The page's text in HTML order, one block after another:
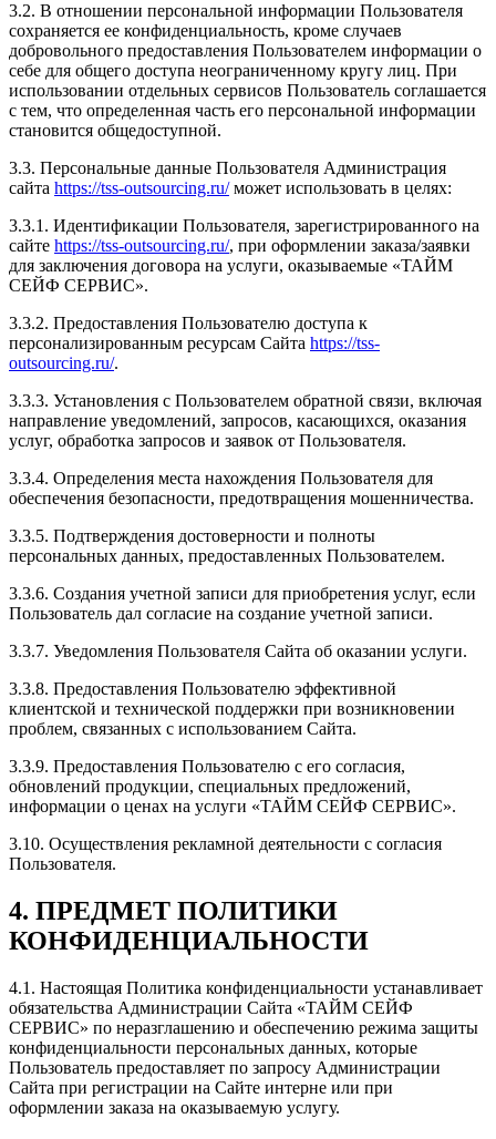
3.2. В отношении персональной информации Пользователя
сохраняется ее конфиденциальность, кроме случаев
добровольного предоставления Пользователем информации о
себе для общего доступа неограниченному кругу лиц. При
использовании отдельных сервисов Пользователь соглашается
с тем, что определенная часть его персональной информации
становится общедоступной.
3.3. Персональные данные Пользователя Администрация
сайта https://tss-outsourcing.ru/может использовать в целях:
3.3.1. Идентификации Пользователя, зарегистрированного на
сайте https://tss-outsourcing.ru/, при оформлении заказа/заявки
для заключения договора на услуги, оказываемые «ТАЙМ
СЕЙФ СЕРВИС».
3.3.2. Предоставления Пользователю доступа к
персонализированным ресурсам Сайта https://tss-
outsourcing.ru/.
3.3.3. Установления с Пользователем обратной связи, включая
направление уведомлений, запросов, касающихся, оказания
услуг, обработка запросов и заявок от Пользователя.
3.3.4. Определения места нахождения Пользователя для
обеспечения безопасности, предотвращения мошенничества.
3.3.5. Подтверждения достоверности и полноты
персональных данных, предоставленных Пользователем.
3.3.6. Создания учетной записи для приобретения услуг, если
Пользователь дал согласие на создание учетной записи.
3.3.7. Уведомления Пользователя Сайта об оказании услуги.
3.3.8. Предоставления Пользователю эффективной
клиентской и технической поддержки при возникновении
проблем, связанных с использованием Сайта.
3.3.9. Предоставления Пользователю с его согласия,
обновлений продукции, специальных предложений,
информации о ценах на услуги «ТАЙМ СЕЙФ СЕРВИС».
3.10. Осуществления рекламной деятельности с согласия
Пользователя.
4. ПРЕДМЕТ ПОЛИТИКИ
КОНФИДЕНЦИАЛЬНОСТИ
4.1. Настоящая Политика конфиденциальности устанавливает
обязательства Администрации Сайта «ТАЙМ СЕЙФ
СЕРВИС» по неразглашению и обеспечению режима защиты
конфиденциальности персональных данных, которые
Пользователь предоставляет по запросу Администрации
Сайта при регистрации на Сайте интерне или при
оформлении заказа на оказываемую услугу.